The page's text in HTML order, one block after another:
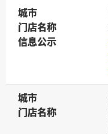
城市
城市
门店名称
门店名称
信息公示
信息公示
城市
城市
门店名称
门店名称